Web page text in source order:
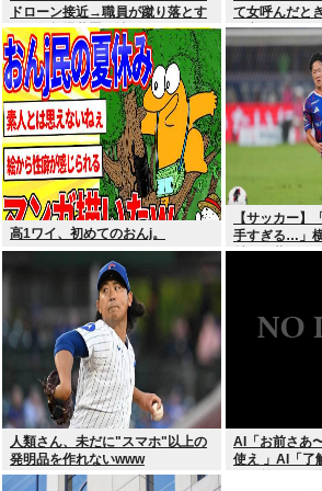
ドローン接近→職員が蹴り落とす
→偶然起爆装置が壊れセーフ
て女呼んだと
リ音どうして
高1ワイ、初めてのおんj。
【サッカー】
手すぎる…」
材が開幕Jデ
人類さん、未だに"スマホ"以上の
発明品を作れないwww
AI「お前さあ
使え 」AI「了